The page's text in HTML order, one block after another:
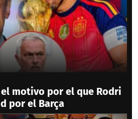
motivo por el que Rodri
por el Barça